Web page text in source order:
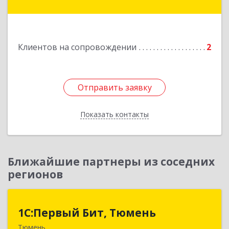
Клиентов на сопровождении 2
Отправить заявку
Показать контакты
Отправить заявку
Назад
Ближайшие партнеры из соседних
регионов
1С:Первый Бит, Тюмень
Тюмень
1С:Первый Бит, Тюмень